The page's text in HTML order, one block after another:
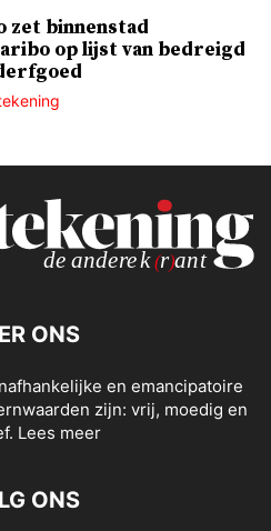
zet binnenstad
op lijst van bedreigd
ONS
en emancipatoire
zijn: vrij, moedig en
Lees meer
ONS